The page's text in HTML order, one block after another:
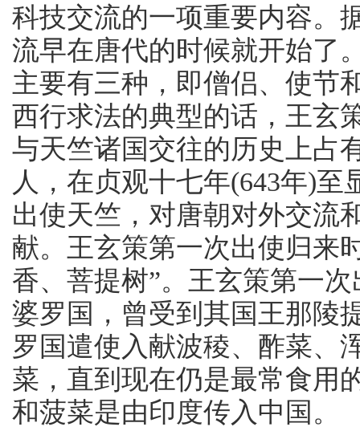
科技交流的一项重要内容。
流早在唐代的时候就开始了
主要有三种，即僧侣、使节
西行求法的典型的话，王玄
与天竺诸国交往的历史上占
人，在贞观十七年(643年)至
出使天竺，对唐朝对外交流
献。王玄策第一次出使归来
香、菩提树”。王玄策第一
婆罗国，曾受到其国王那陵
罗国遣使入献波稜、酢菜、
菜，直到现在仍是最常食用
和菠菜是由印度传入中国。